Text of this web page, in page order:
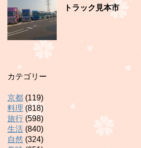
トラック見本市
カテゴリー
京都 (119)
料理(818)
旅行 (598)
生活 (840)
自然 (324)